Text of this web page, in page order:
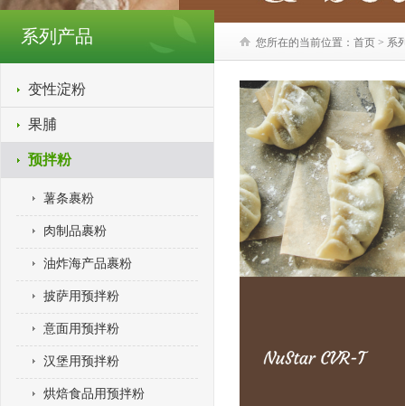
系列产品
变性淀粉
果脯
预拌粉
薯条裹粉
肉制品裹粉
油炸海产品裹粉
披萨用预拌粉
意面用预拌粉
汉堡用预拌粉
烘焙食品用预拌粉
您所在的当前位置： 首页 > 系